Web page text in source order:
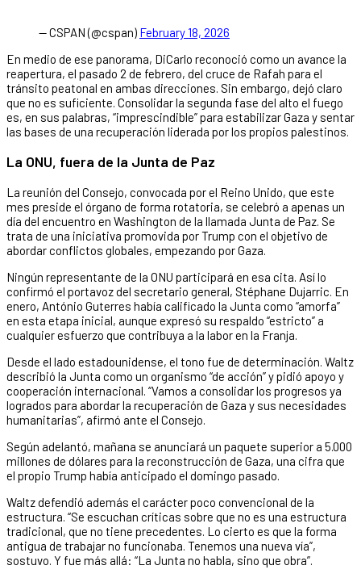
— CSPAN (@cspan) February 18, 2026
En medio de ese panorama, DiCarlo reconoció como un avance la
reapertura, el pasado 2 de febrero, del cruce de Rafah para el
tránsito peatonal en ambas direcciones. Sin embargo, dejó claro
que no es suficiente. Consolidar la segunda fase del alto el fuego
es, en sus palabras, “imprescindible” para estabilizar Gaza y sentar
las bases de una recuperación liderada por los propios palestinos.
La ONU, fuera de la Junta de Paz
La reunión del Consejo, convocada por el Reino Unido, que este
mes preside el órgano de forma rotatoria, se celebró a apenas un
día del encuentro en Washington de la llamada Junta de Paz. Se
trata de una iniciativa promovida por Trump con el objetivo de
abordar conflictos globales, empezando por Gaza.
Ningún representante de la ONU participará en esa cita. Así lo
confirmó el portavoz del secretario general, Stéphane Dujarric. En
enero, António Guterres había calificado la Junta como “amorfa”
en esta etapa inicial, aunque expresó su respaldo “estricto” a
cualquier esfuerzo que contribuya a la labor en la Franja.
Desde el lado estadounidense, el tono fue de determinación. Waltz
describió la Junta como un organismo “de acción” y pidió apoyo y
cooperación internacional. “Vamos a consolidar los progresos ya
logrados para abordar la recuperación de Gaza y sus necesidades
humanitarias”, afirmó ante el Consejo.
Según adelantó, mañana se anunciará un paquete superior a 5.000
millones de dólares para la reconstrucción de Gaza, una cifra que
el propio Trump había anticipado el domingo pasado.
Waltz defendió además el carácter poco convencional de la
estructura. “Se escuchan críticas sobre que no es una estructura
tradicional, que no tiene precedentes. Lo cierto es que la forma
antigua de trabajar no funcionaba. Tenemos una nueva vía”,
sostuvo. Y fue más allá: “La Junta no habla, sino que obra”.